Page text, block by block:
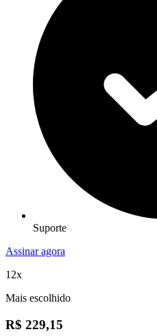
Suporte
Assinar agora
12x
Mais escolhido
R$ 229,15